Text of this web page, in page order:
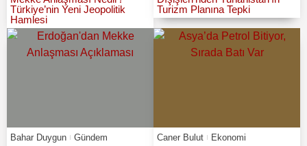
Türkiye’nin Yeni Jeopolitik
Hamlesi
Turizm Planına Tepki
Bahar Duygun Gündem Caner Bulut Ekonomi